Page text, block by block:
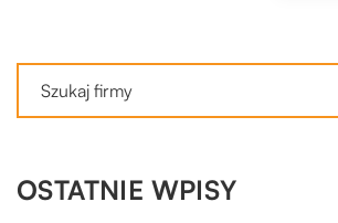
OSTATNIE WPISY